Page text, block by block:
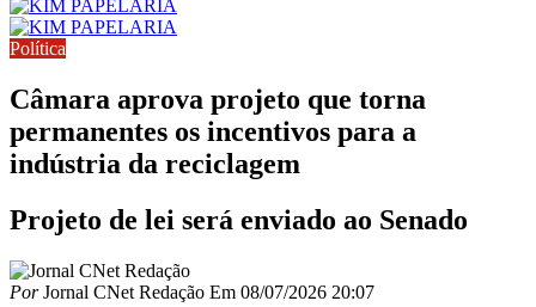
Política
Câmara aprova projeto que torna
permanentes os incentivos para a
indústria da reciclagem
Projeto de lei será enviado ao Senado
PorJornal CNet Redação Em 08/07/2026 20:07